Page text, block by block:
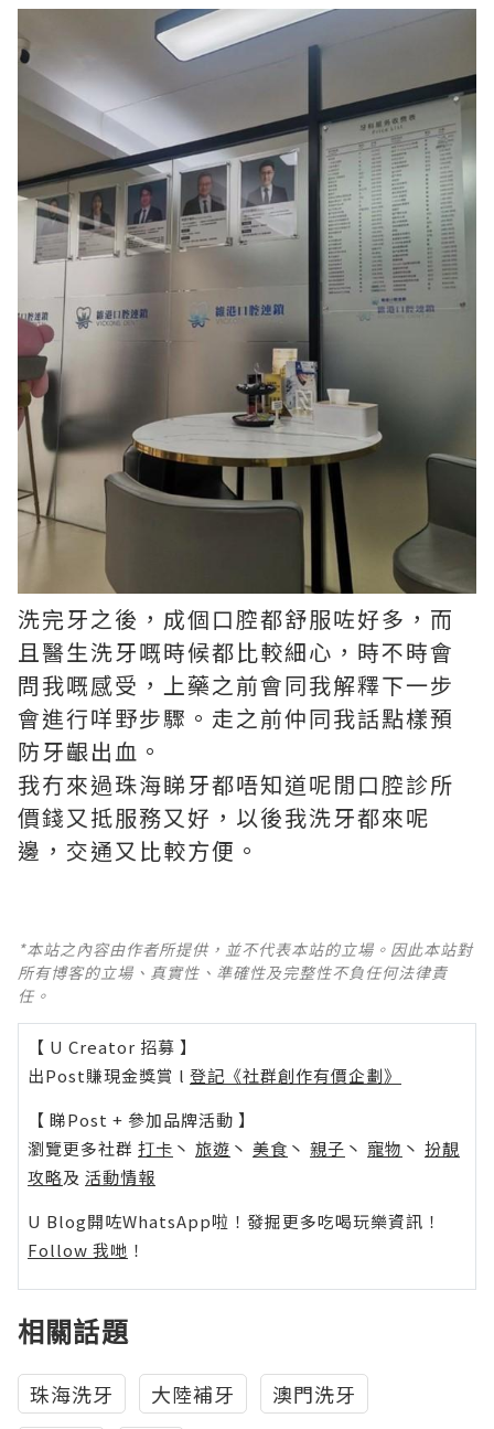
洗完牙之後，成個口腔都舒服咗好多，而
且醫生洗牙嘅時候都比較細心，時不時會
問我嘅感受，上藥之前會同我解釋下一步
會進行咩野步驟。走之前仲同我話點樣預
防牙齦出血。
我冇來過珠海睇牙都唔知道呢閒口腔診所
價錢又抵服務又好，以後我洗牙都來呢
邊，交通又比較方便。
*本站之內容由作者所提供，並不代表本站的立場。因此本站對
所有博客的立場、真實性、準確性及完整性不負任何法律責
任。
【 U Creator 招募 】
出Post賺現金獎賞 l 登記《社群創作有價企劃》
【 睇Post + 參加品牌活動 】
瀏覽更多社群 打卡 丶 旅遊 丶 美食 丶 親子 丶 寵物 丶 扮靚
攻略及 活動情報
U Blog開咗WhatsApp啦！發掘更多吃喝玩樂資訊！
Follow 我哋 ！
相關話題
珠海洗牙 大陸補牙 澳門洗牙